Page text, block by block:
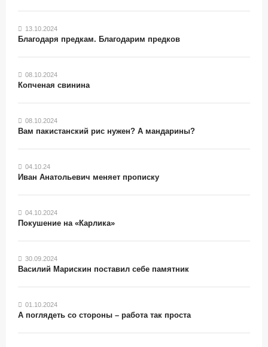
13.10.2024
Благодаря предкам. Благодарим предков
08.10.2024
Копченая свинина
08.10.2024
Вам пакистанский рис нужен? А мандарины?
04.10.24
Иван Анатольевич меняет прописку
04.10.2024
Покушение на «Карлика»
30.09.2024
Василий Марискин поставил себе памятник
01.10.2024
А поглядеть со стороны – работа так проста